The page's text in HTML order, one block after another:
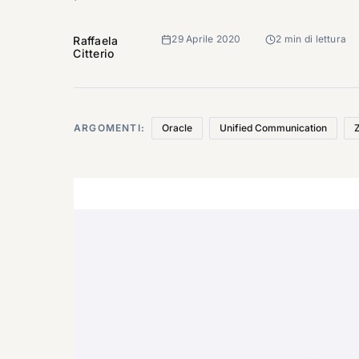
Raffaela
Citterio
29 Aprile 2020 2 min di lettura
ARGOMENTI: Oracle Unified Communication